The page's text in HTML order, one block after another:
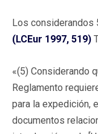
Los considerandos
(LCEur 1997, 519)
«(5) Considerando
Reglamento
para la expedición,
documentos